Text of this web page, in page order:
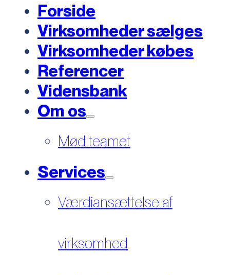
Forside
Virksomheder sælges
Virksomheder købes
Referencer
Vidensbank
Om os
Mød teamet
Services
Værdiansættelse af
virksomhed